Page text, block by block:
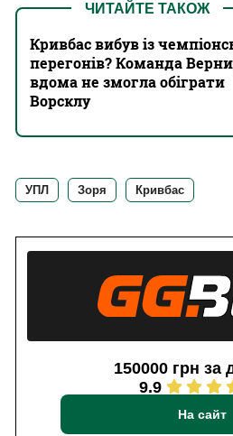
ЧИТАЙТЕ ТАКОЖ
Кривбас вибув із
перегонів? Команда
вдома не змогла обіграти
Ворсклу
УПЛ Зоря Кривбас
150000 грн за
9.9
На сайт